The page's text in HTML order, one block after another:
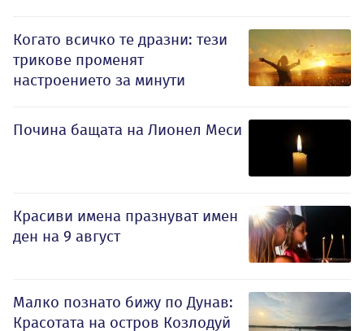
Когато всичко те дразни: тези
трикове променят
настроението за минути
Почина бащата на Лионел Меси
Красиви имена празнуват имен
ден на 9 август
Малко познато бижу по Дунав:
Красотата на остров Козлодуй